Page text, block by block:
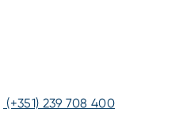
(+351) 239 708 400